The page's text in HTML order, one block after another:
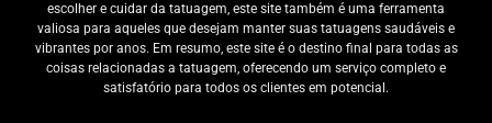
escolher e cuidar da tatuagem, este site também é uma ferramenta
valiosa para aqueles que desejam manter suas tatuagens saudáveis e
vibrantes por anos. Em resumo, este site é o destino final para todas as
coisas relacionadas a tatuagem, oferecendo um serviço completo e
satisfatório para todos os clientes em potencial.